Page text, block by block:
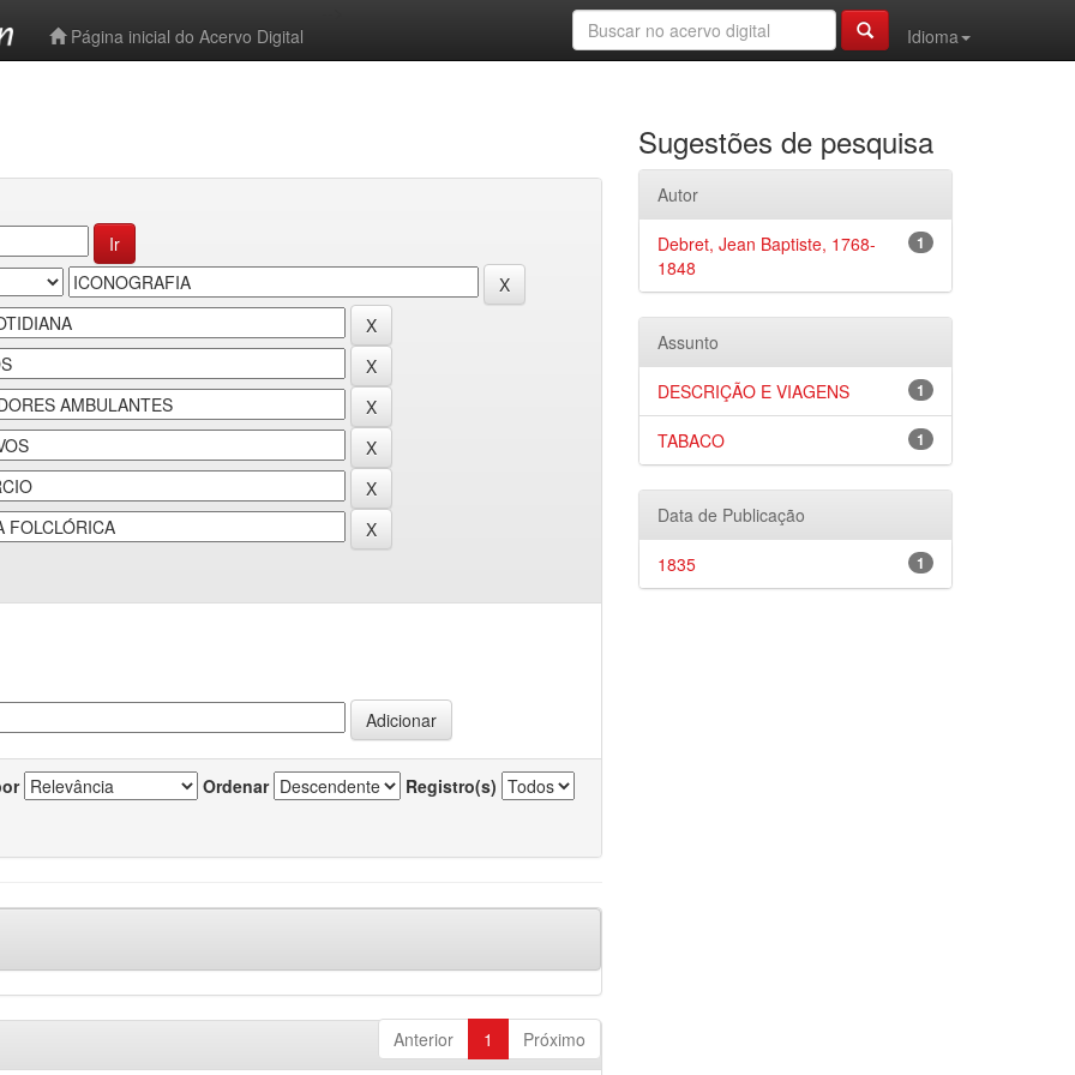
Página inicial do Acervo Digital
Idioma
Ordenar Registro(s)
Anterior 1 Próximo
Sugestões de pesquisa
Autor
1
Debret, Jean Baptiste, 1768-
1848
Assunto
1
DESCRIÇÃO E VIAGENS
1
TABACO
Data de Publicação
1
1835